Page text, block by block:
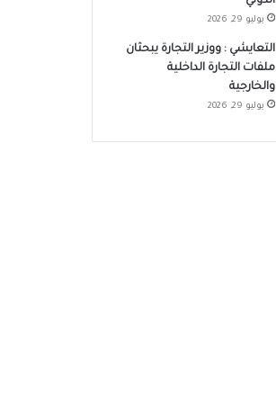
يوليو 29, 2026
التعايشي : ووزير التجارة يبحثان
ملفات التجارة الداخلية
والخارجية
يوليو 29, 2026